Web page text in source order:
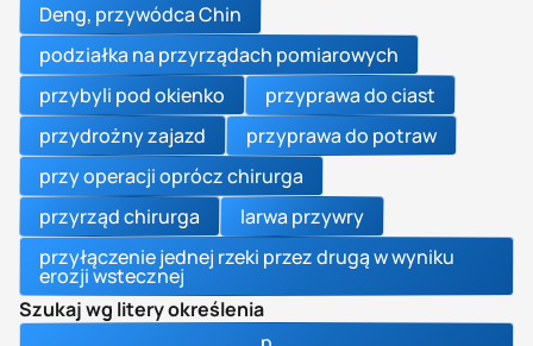
Deng, przywódca Chin
podziałka na przyrządach pomiarowych
przybyli pod okienko
przyprawa do ciast
przydrożny zajazd
przyprawa do potraw
przy operacji oprócz chirurga
przyrząd chirurga
larwa przywry
przyłączenie jednej rzeki przez drugą w wyniku
erozji wstecznej
Szukaj wg litery określenia